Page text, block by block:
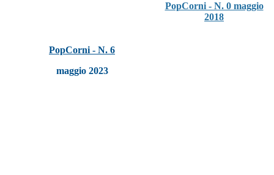
PopCorni - N. 6
maggio 2023
PopCorni - N. 0 maggio
2018